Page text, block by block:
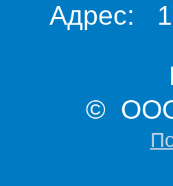
Адрес:
© ООО